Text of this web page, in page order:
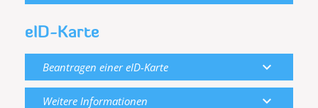
eID-Karte
Beantragen einer eID-Karte expand_more
Weitere Informationen expand_more